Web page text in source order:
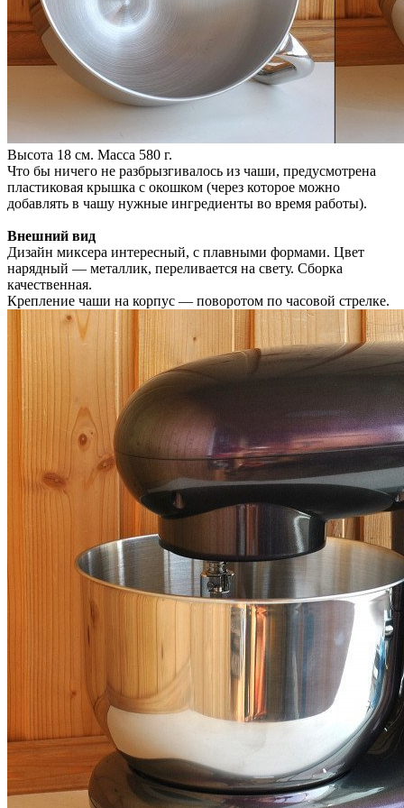
Высота 18 см. Масса 580 г.
Что бы ничего не разбрызгивалось из чаши, предусмотрена
пластиковая крышка с окошком (через которое можно
добавлять в чашу нужные ингредиенты во время работы).
Внешний вид
Дизайн миксера интересный, с плавными формами. Цвет
нарядный — металлик, переливается на свету. Сборка
качественная.
Крепление чаши на корпус — поворотом по часовой стрелке.